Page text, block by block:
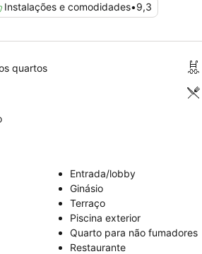
Instalações e comodidades•9,3
quartos
Entrada/lobby
Ginásio
Terraço
Piscina exterior
Quarto para não fumadores
Restaurante